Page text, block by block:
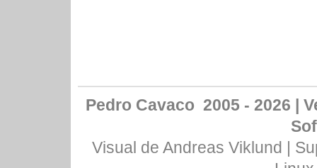
Pedro Cavaco 2005 - 2026 |
Visual de Andreas Viklund |